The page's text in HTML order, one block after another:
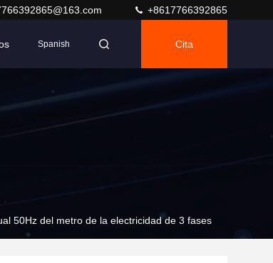
+8617766392865
Spanish Cita
50Hz del metro de la electricidad de 3 fases